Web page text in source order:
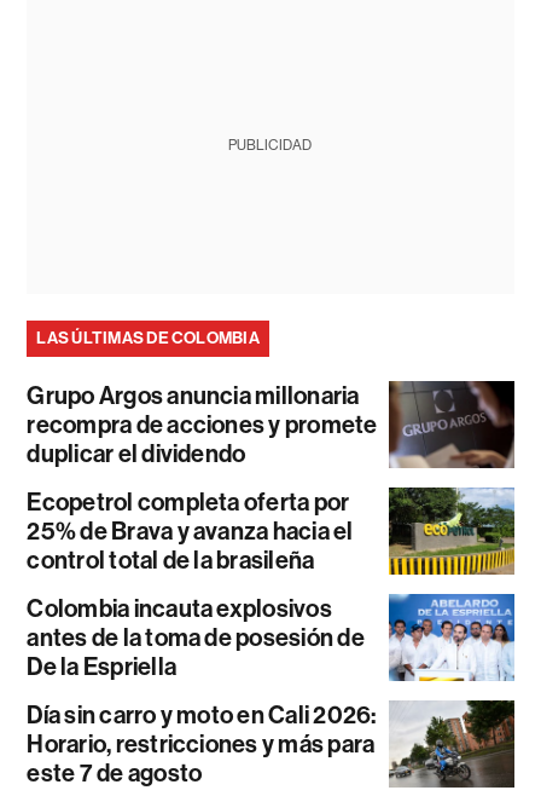
PUBLICIDAD
LAS ÚLTIMAS DE COLOMBIA
Grupo Argos anuncia millonaria
recompra de acciones y promete
duplicar el dividendo
Ecopetrol completa oferta por
25% de Brava y avanza hacia el
control total de la brasileña
Colombia incauta explosivos
antes de la toma de posesión de
De la Espriella
Día sin carro y moto en Cali 2026:
Horario, restricciones y más para
este 7 de agosto